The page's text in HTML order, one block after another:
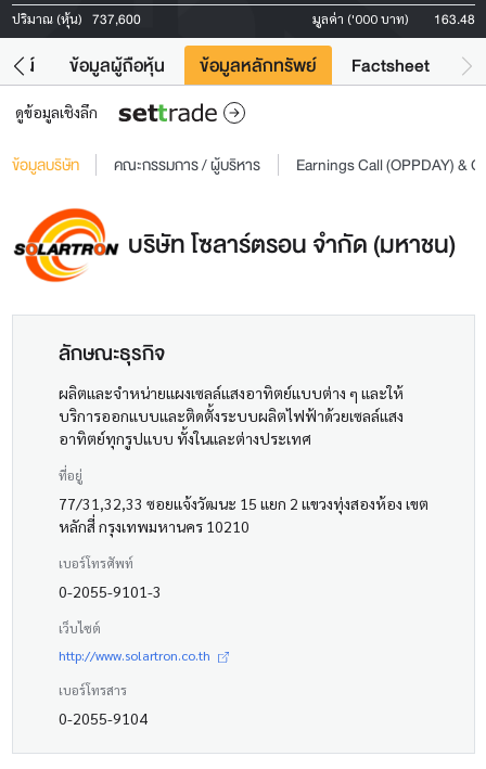
ปริมาณ (หุ้น) 737,600 มูลค่า ('000 บาท) 163.48
ยชน์ ข้อมูลผู้ถือหุ้น ข้อมูลหลักทรัพย์ Factsheet
ดูข้อมูลเชิงลึก
ข้อมูลบริษัท คณะกรรมการ / ผู้บริหาร Earnings Call (OPPDAY) &
บริษัท โซลาร์ตรอน จำกัด (มหาชน)
ลักษณะธุรกิจ
ผลิตและจำหน่ายแผงเซลล์แสงอาทิตย์แบบต่าง ๆ และให้
บริการออกแบบและติดตั้งระบบผลิตไฟฟ้าด้วยเซลล์แสง
อาทิตย์ทุกรูปแบบ ทั้งในและต่างประเทศ
ที่อยู่
77/31,32,33 ซอยแจ้งวัฒนะ 15 แยก 2 แขวงทุ่งสองห้อง เขต
หลักสี่ กรุงเทพมหานคร 10210
เบอร์โทรศัพท์
0-2055-9101-3
เว็บไซต์
http://www.solartron.co.th
เบอร์โทรสาร
0-2055-9104